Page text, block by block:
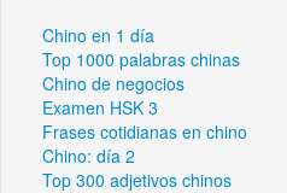
Chino en 1 día
Top 1000 palabras chinas
Chino de negocios
Examen HSK 3
Frases cotidianas en chino
Chino: día 2
Top 300 adjetivos chinos